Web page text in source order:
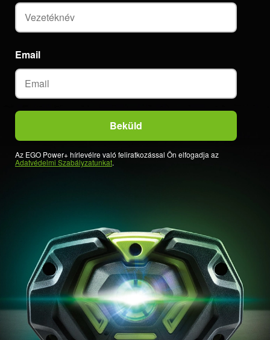
Email
Az EGO Power+ hírlevélre való feliratkozással Ön elfogadja az
Adatvédelmi Szabályzatunkat.